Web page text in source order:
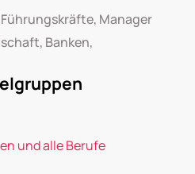
Manager
Banken,
und alle Berufe